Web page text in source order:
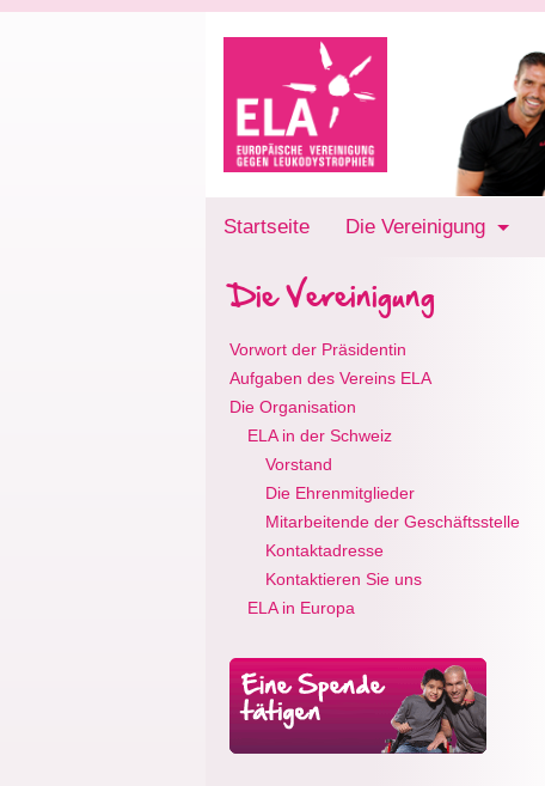
Startseite Die Vereinigung
Die Vereinigung
Vorwort der Präsidentin
Aufgaben des Vereins ELA
Die Organisation
ELA in der Schweiz
Vorstand
Die Ehrenmitglieder
Mitarbeitende der Geschäftsstelle
Kontaktadresse
Kontaktieren Sie uns
ELA in Europa